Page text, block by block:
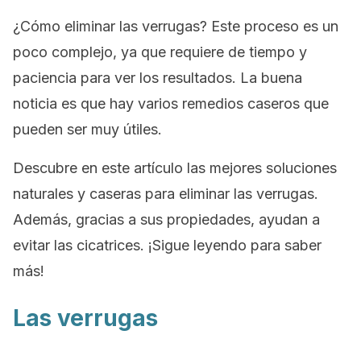
¿Cómo eliminar las verrugas? Este proceso es un
poco complejo, ya que requiere de tiempo y
paciencia para ver los resultados. La buena
noticia es que hay varios remedios caseros que
pueden ser muy útiles.
Descubre en este artículo las mejores soluciones
naturales y caseras para eliminar las verrugas.
Además, gracias a sus propiedades, ayudan a
evitar las cicatrices. ¡Sigue leyendo para saber
más!
Las verrugas